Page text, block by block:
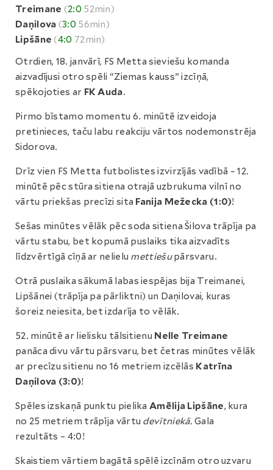
Treimane (2:0 52min)
Daņilova (3:0 56min)
Lipšāne(4:0 72min)
Otrdien, 18. janvārī, FS Metta sieviešu komanda
aizvadījusi otro spēli “Ziemas kauss” izcīņā,
spēkojoties ar FK Auda.
Pirmo bīstamo momentu 6. minūtē izveidoja
pretinieces, taču labu reakciju vārtos nodemonstrēja
Sidorova.
Drīz vien FS Metta futbolistes izvirzījās vadībā – 12.
minūtē pēc stūra sitiena otrajā uzbrukuma vilnī no
vārtu priekšas precīzi sita Fanija Mežecka (1:0)!
Sešas minūtes vēlāk pēc soda sitiena Šilova trāpīja pa
vārtu stabu, bet kopumā puslaiks tika aizvadīts
līdzvērtīgā cīņā ar nelielu mettiešupārsvaru.
Otrā puslaika sākumā labas iespējas bija Treimanei,
Lipšānei (trāpīja pa pārliktni) un Daņilovai, kuras
šoreiz neiesita, bet izdarīja to vēlāk.
52. minūtē ar lielisku tālsitienu Nelle Treimane
panāca divu vārtu pārsvaru, bet četras minūtes vēlāk
ar precīzu sitienu no 16 metriem izcēlās Katrīna
Daņilova (3:0)!
Spēles izskaņā punktu pielika Amēlija Lipšāne, kura
no 25 metriem trāpīja vārtu devītniekā. Gala
rezultāts – 4:0!
Skaistiem vārtiem bagātā spēlē izcīnām otro uzvaru